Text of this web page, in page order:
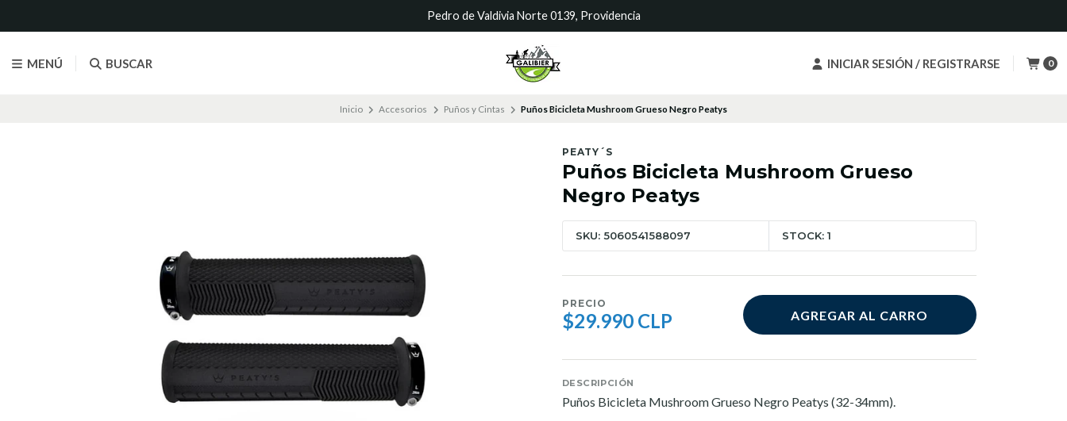
MENÚ BUSCAR INICIAR SESIÓN / REGISTRARSE 0
Pedro de Valdivia Norte 0139, Providencia
Inicio Accesorios Puños y Cintas Puños Bicicleta Mushroom Grueso Negro Peatys
PEATY´S
Puños Bicicleta Mushroom Grueso
Negro Peatys
SKU: 5060541588097 STOCK: 1
PRECIO
$29.990 CLP AGREGAR AL CARRO
DESCRIPCIÓN
Puños Bicicleta Mushroom Grueso Negro Peatys (32-34mm).